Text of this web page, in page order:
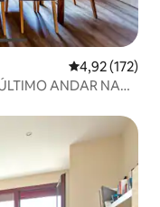
4,92 de uma
4,92 (172)
ANDAR NA